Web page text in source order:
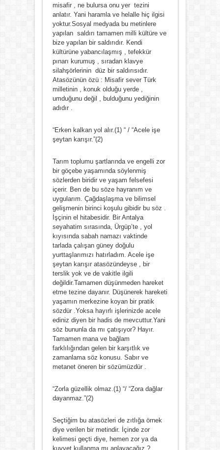
misafir , ne bulursa onu yer tezini
anlatır. Yani haramla ve helalle hiç ilgisi
yoktur.Sosyal medyada bu metinlere
yapılan saldırı tamamen milli kültüre ve
bize yapılan bir saldırıdır. Kendi
kültürüne yabancılaşmış , tefekkür
pınarı kurumuş , sıradan klavye
silahşörlerinin düz bir saldırısıdır.
Atasözünün özü : Misafir sever Türk
milletinin , konuk olduğu yerde ,
umduğunu değil , bulduğunu yediğinin
adıdır .
“Erken kalkan yol alır.(1) “ / “Acele işe
şeytan karışır.”(2)
Tarım toplumu şartlarında ve engelli zor
bir göçebe yaşamında söylenmiş
sözlerden biridir ve yaşam felsefesi
içerir. Ben de bu söze hayranım ve
uygularım. Çağdaşlaşma ve bilimsel
gelişmenin birinci koşulu gibidir bu söz .
İşçinin el hitabesidir. Bir Antalya
seyahatim sırasında, Ürgüp’te , yol
kıyısında sabah namazı vaktinde
tarlada çalışan güney doğulu
yurttaşlarımızı hatırladım. Acele işe
şeytan karışır atasözündeyse , bir
terslik yok ve de vakitle ilgili
değildir.Tamamen düşünmeden hareket
etme tezine dayanır. Düşünerek hareketi
yaşamın merkezine koyan bir pratik
sözdür .Yoksa hayırlı işlerinizde acele
ediniz diyen bir hadis de mevcuttur.Yani
söz bununla da mı çatışıyor? Hayır.
Tamamen mana ve bağlam
farklılığından gelen bir karşıtlık ve
zamanlama söz konusu. Sabır ve
metanet öneren bir sözümüzdür .
“Zorla güzellik olmaz.(1) “/ “Zora dağlar
dayanmaz.”(2)
Seçtiğim bu atasözleri de zıtlığa örnek
diye verilen bir metindir. İçinde zor
kelimesi geçti diye, hemen zor ya da
kuvvet kullanma mı anlayacağız ?